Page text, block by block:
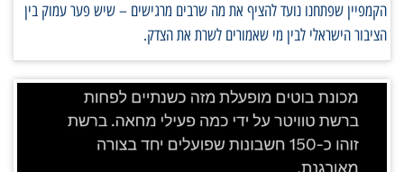
הקמפיין שפתחנו נועד להציף את מה שרבים מרגישים – שיש פער עמוק בין
הציבור הישראלי לבין מי שאמורים לשרת את הצדק.